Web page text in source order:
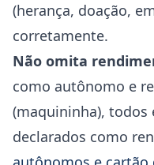
(herança, doação,
corretamente.
Não omita
como autônomo e
(maquininha), todos
declarados como